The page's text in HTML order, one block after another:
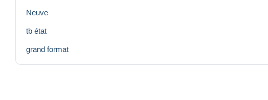
Neuve
tb état
grand format